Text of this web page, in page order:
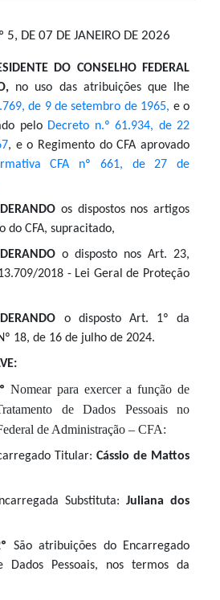
5, DE 07 DE JANEIRO DE 2026
DO CONSELHO FEDERAL
no uso das atribuições que lhe
de 9 de setembro de 1965, e o
pelo Decreto n.º 61.934, de 22
, e o Regimento do CFA aprovado
CFA nº 661, de 27 de
os dispostos nos artigos
do CFA, supracitado,
o disposto nos Art. 23,
2018 - Lei Geral de Proteção
o disposto Art. 1º da
18, de 16 de julho de 2024.
Nomear para exercer a função de
de Dados Pessoais no
de Administração – CFA:
Titular: Cássio de Mattos
Substituta: Juliana dos
São atribuições do Encarregado
Dados Pessoais, nos termos da